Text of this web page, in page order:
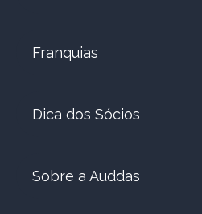
Franquias
Dica dos Sócios
Sobre a Auddas